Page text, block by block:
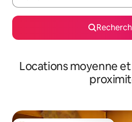
Locations moyenne